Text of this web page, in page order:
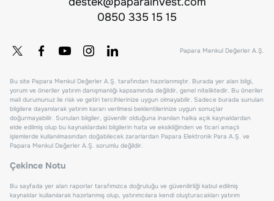
0850 335 15 15
Papara Menkul Değerler A.Ş.
Bu site Papara Menkul Değerler A.Ş. tarafından hazırlanmıştır. Burada yer alan bilgi,
yorum ve öneriler yatırım danışmanlığı kapsamında değildir, genel niteliktedir. Bu öneriler
mali durumunuz ile risk ve getiri tercihlerinize uygun olmayabilir. Sadece burada sunulan
bilgilere dayanılarak yatırım kararı verilmesi beklentilerinize uygun sonuçlar
doğurmayabilir. Sunulan bilgiler, güvenilir olduğuna inanılan halka açık kaynaklardan
elde edilmiş olup bu kaynaklardaki bilgilerin hata ve eksikliğinden ve ticari amaçlı
işlemlerde kullanılmasından doğabilecek zararlardan Papara Elektronik Para A.Ş. ve
Papara Menkul Değerler A.Ş. sorumlu değildir.
Çekince Notu
Bu sayfada yer alan raporlar tarafımızca doğruluğu ve güvenilirliği kabul edilmiş
kaynaklar kullanılarak hazırlanmış olup, yatırımcılara kendi oluşturacakları yatırım